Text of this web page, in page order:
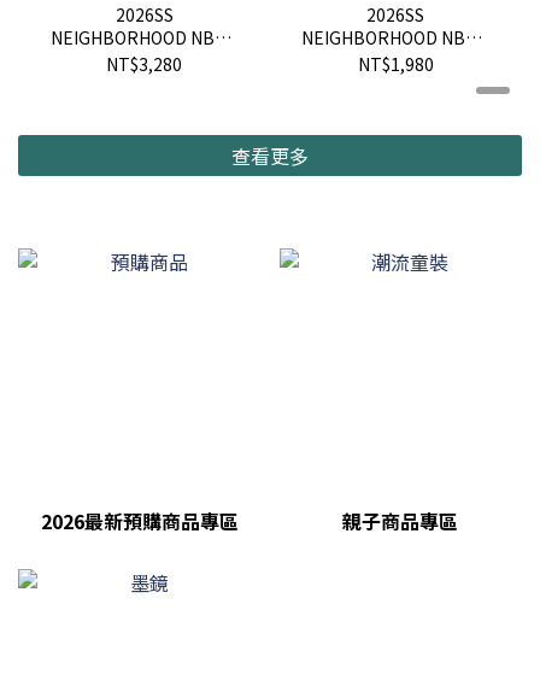
2026SS
NEIGHBORHOOD NBHD
SRL MOSQUITO COIL
STAND 戶外 露營 野餐 蚊
NT$3,280
2026SS
NEIGHBORHOOD NBHD
SRL X THOR ROUND
BUCKET 戶外 露營 塊根
NT$1,980
查看更多
2026最新預購商品專區 親子商品專區